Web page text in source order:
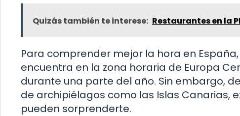
Quizás también te interese: Restaurantes en la
Para comprender mejor la hora en
encuentra en la zona horaria de Europa
durante una parte del año. Sin embargo,
de archipiélagos como las Islas Canarias,
pueden sorprenderte.